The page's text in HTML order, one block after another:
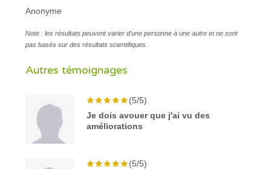
Anonyme
Note : les résultats peuvent varier d'une personne à une autre et ne sont
pas basés sur des résultats scientifiques.
Autres témoignages
(5/5)
Je dois avouer que j'ai vu des
améliorations
(5/5)